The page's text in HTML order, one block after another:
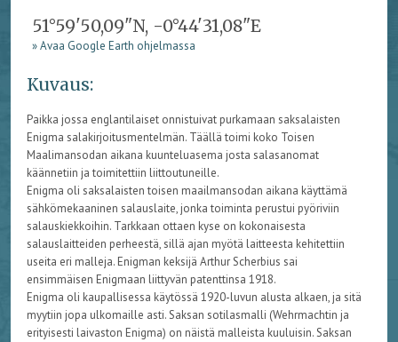
51°59'50,09"N, -0°44'31,08"E
» Avaa Google Earth ohjelmassa
Kuvaus:
Paikka jossa englantilaiset onnistuivat purkamaan saksalaisten
Enigma salakirjoitusmentelmän. Täällä toimi koko Toisen
Maalimansodan aikana kuunteluasema josta salasanomat
käännetiin ja toimitettiin liittoutuneille.
Enigma oli saksalaisten toisen maailmansodan aikana käyttämä
sähkömekaaninen salauslaite, jonka toiminta perustui pyöriviin
salauskiekkoihin. Tarkkaan ottaen kyse on kokonaisesta
salauslaitteiden perheestä, sillä ajan myötä laitteesta kehitettiin
useita eri malleja. Enigman keksijä Arthur Scherbius sai
ensimmäisen Enigmaan liittyvän patenttinsa 1918.
Enigma oli kaupallisessa käytössä 1920-luvun alusta alkaen, ja sitä
myytiin jopa ulkomaille asti. Saksan sotilasmalli (Wehrmachtin ja
erityisesti laivaston Enigma) on näistä malleista kuuluisin. Saksan